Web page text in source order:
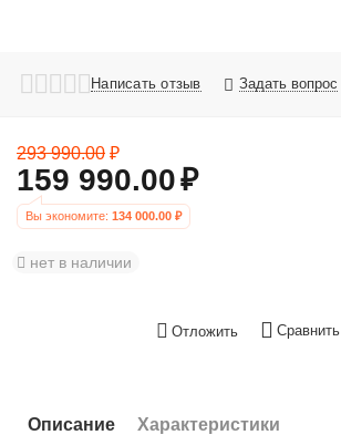
Написать отзыв Задать вопрос
293 990.00 ₽
159 990.00₽
Вы экономите: 134 000.00 ₽
нет в наличии
Отложить Сравнить
Описание Характеристики